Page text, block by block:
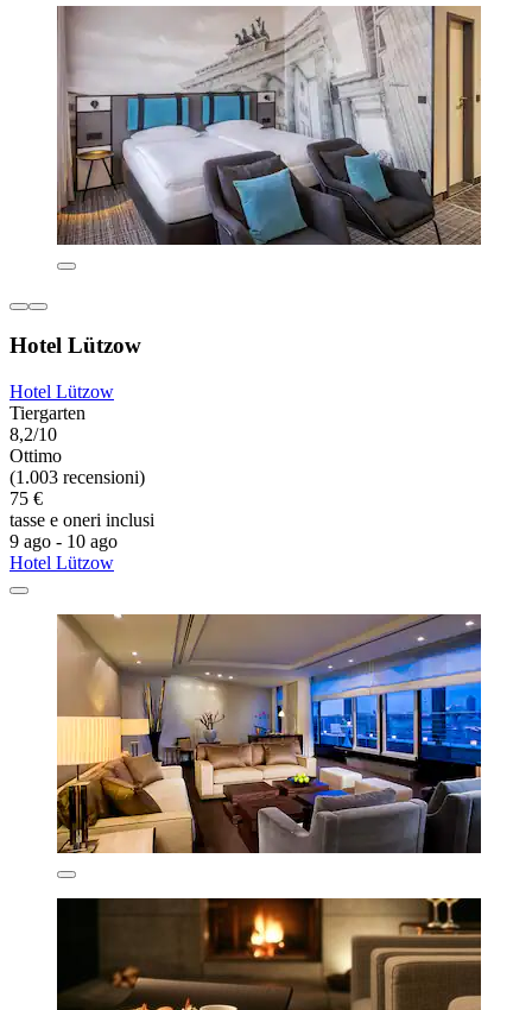
Hotel Lützow
Hotel Lützow
Tiergarten
8,2/10
Ottimo
(1.003 recensioni)
75 €
tasse e oneri inclusi
9 ago - 10 ago
Hotel Lützow